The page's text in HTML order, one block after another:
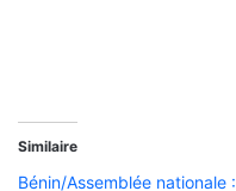
Similaire
Bénin/Assemblée nationale :